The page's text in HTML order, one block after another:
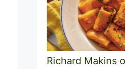
Richard Makins